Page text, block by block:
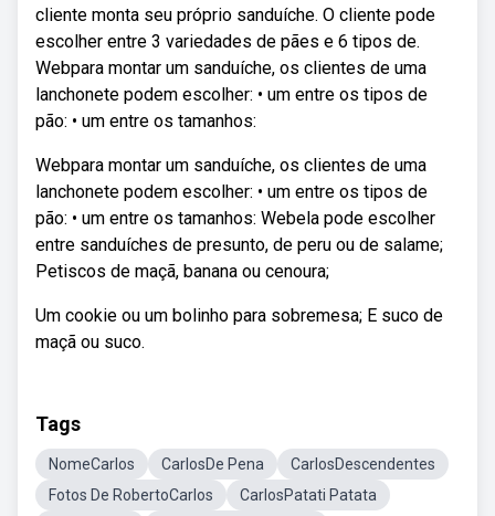
cliente monta seu próprio sanduíche. O cliente pode
escolher entre 3 variedades de pães e 6 tipos de.
Webpara montar um sanduíche, os clientes de uma
lanchonete podem escolher: • um entre os tipos de
pão: • um entre os tamanhos:
Webpara montar um sanduíche, os clientes de uma
lanchonete podem escolher: • um entre os tipos de
pão: • um entre os tamanhos: Webela pode escolher
entre sanduíches de presunto, de peru ou de salame;
Petiscos de maçã, banana ou cenoura;
Um cookie ou um bolinho para sobremesa; E suco de
maçã ou suco.
Tags
NomeCarlos CarlosDe Pena
CarlosDescendentes
Fotos De RobertoCarlos
CarlosPatati Patata